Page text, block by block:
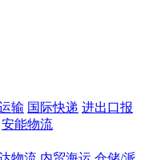
输 国际快递 进出口报
安能物流